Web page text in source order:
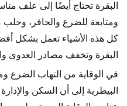
البقرة تحتاج أيضًا إلى علف
ومتابعة للضرع والحافر،
كل هذه الأشياء تعمل بشكل
البقرة وتخفف مصادر العدوى
في الوقاية من التهاب الضرع
البيطرية إلى أن السكن